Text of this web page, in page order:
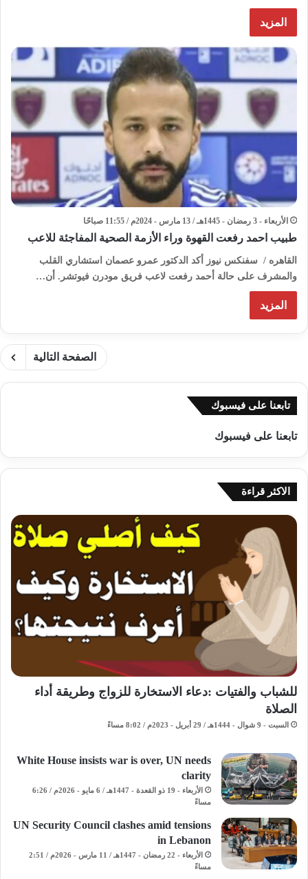
المزيد
الأربعاء - 3 رمضان - 1445هـ / 13 مارس - 2024م / 11:55 صباحًا
طبيب احمد رفعت القهوة وراء الأزمة الصحية المفاجئة للاعب
القاهره / سفنكس نيوز أكد الدكتور عمرو عصمان استشاري القلب
والمشرف على حالة أحمد رفعت لاعب فريق مودرن فيوتشر. أن…
المزيد
الصفحة التالية
تابعنا على فيسبوك
تابعنا على فيسبوك
الاكثر قراءة
للشباب والفتيات :دعاء الاستخارة للزواج وطريقة أداء
الصلاة
السبت - 9 شوال - 1444هـ / 29 أبريل - 2023م / 8:02 مساءً
White House insists war is over, UN needs
clarity
الأربعاء - 19 ذو القعدة - 1447هـ / 6 مايو - 2026م / 6:26
مساءً
UN Security Council clashes amid tensions
in Lebanon
الأربعاء - 22 رمضان - 1447هـ / 11 مارس - 2026م / 2:51
مساءً